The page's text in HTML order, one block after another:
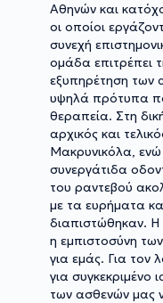
Αθηνών και
οι οποίοι
συνεχή
ομάδα επιτρέπει
εξυπηρέτηση των
υψηλά πρότυπα
θεραπεία. Στη
αρχικός και
Μακρυνικόλα,
συνεργάτιδα
του ραντεβού
με τα ευρήματα
διαπιστώθηκαν.
η εμπιστοσύνη
για εμάς. Για τον
για συγκεκριμένο
των ασθενών μας